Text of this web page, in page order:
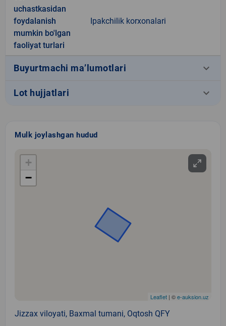
uchastkasidan
foydalanish
mumkin bo'lgan
faoliyat turlari
Ipakchilik korxonalari
Buyurtmachi ma’lumotlari keyboard_arrow_down
Lot hujjatlari keyboard_arrow_down
Mulk joylashgan hudud
+
−
Leaflet | ©e-auksion.uz
Jizzax viloyati, Baxmal tumani, Oqtosh QFY